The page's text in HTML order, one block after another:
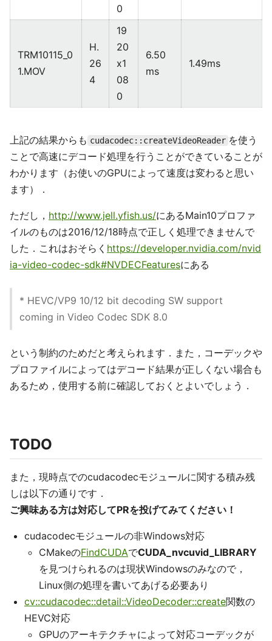
0
TRM10115_0
1.MOV
H.
26
4
19
20
x1
08
0
6.50
ms
1.49ms
上記の結果からも cudacodec::createVideoReader を使う
ことで高速にデコード処理を行うことができていることが
わかります（お使いのGPUによって速度は変わると思い
ます）．
ただし， http://www.jell.yfish.us/にあるMain10プロファ
イルのものは2016/12/18時点で正しく処理できませんで
した．これはおそらく https://developer.nvidia.com/nvid
ia-video-codec-sdk#NVDECFeaturesにある
* HEVC/VP9 10/12 bit decoding SW support
coming in Video Codec SDK 8.0
という制約のためだと考えられます．また，コーデックや
プロファイルによってはデコード結果が正しくない場合も
あるため，使用する前に確認しておくとよいでしょう．
TODO
また，現時点でのcudacodecモジュールに関する積み残
しは以下の通りです．
ご興味ある方は対応してPRを投げてみてください！
cudacodecモジュールの非Windows対応
CMakeのFindCUDAでCUDA_nvcuvid_LIBRARY
を見つけられるのは現状Windowsのみなので，
Linux側の処理を書いてあげる必要あり
cv::cudacodec::detail::VideoDecoder::create関数の
HEVC対応
GPUのアーキテクチャによって対応コーデックが